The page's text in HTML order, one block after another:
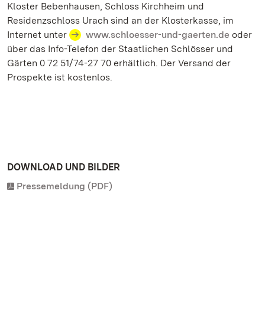
Kloster Bebenhausen, Schloss Kirchheim und
Residenzschloss Urach sind an der Klosterkasse, im
Internet unter
www.schloesser-und-gaerten.de oder
über das Info-Telefon der Staatlichen Schlösser und
Gärten 0 72 51/74-27 70 erhältlich. Der Versand der
Prospekte ist kostenlos.
DOWNLOAD UND BILDER
Pressemeldung (PDF)